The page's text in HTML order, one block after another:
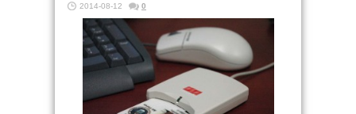
2014-08-12 0